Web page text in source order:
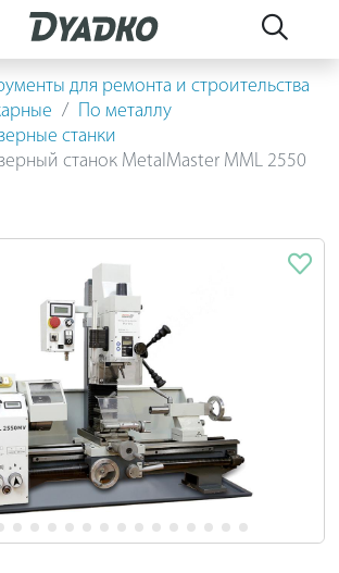
для ремонта и строительства
По металлу
станки
станок MetalMaster MML 2550